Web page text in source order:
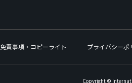
免責事項・コピーライト プライバシーポ
Copyright ©